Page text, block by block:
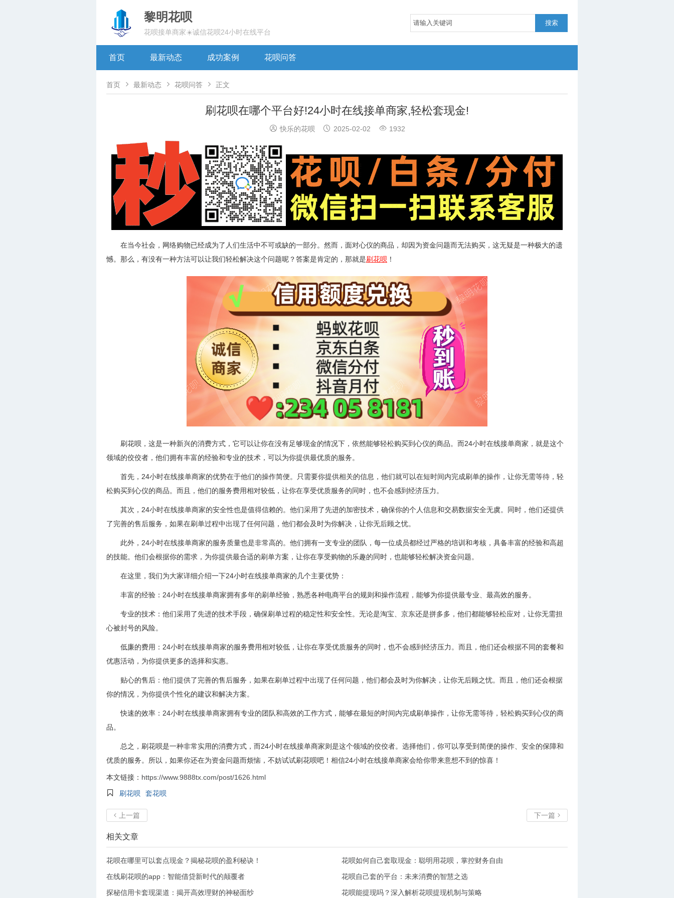
搜索
黎明花呗
花呗接单商家☀️诚信花呗24小时在线平台
首页 最新动态 成功案例 花呗问答
首页  最新动态  花呗问答  正文
刷花呗在哪个平台好!24小时在线接单商家,轻松套现金!
 快乐的花呗  2025-02-02  1932
在当今社会，网络购物已经成为了人们生活中不可或缺的一部分。然而，面对心仪的商品，却因为资金问题而无法购买，这无疑是一种极大的遗
憾。那么，有没有一种方法可以让我们轻松解决这个问题呢？答案是肯定的，那就是刷花呗 ！
刷花呗，这是一种新兴的消费方式，它可以让你在没有足够现金的情况下，依然能够轻松购买到心仪的商品。而24小时在线接单商家，就是这个
领域的佼佼者，他们拥有丰富的经验和专业的技术，可以为你提供最优质的服务。
首先，24小时在线接单商家的优势在于他们的操作简便。只需要你提供相关的信息，他们就可以在短时间内完成刷单的操作，让你无需等待，轻
松购买到心仪的商品。而且，他们的服务费用相对较低，让你在享受优质服务的同时，也不会感到经济压力。
其次，24小时在线接单商家的安全性也是值得信赖的。他们采用了先进的加密技术，确保你的个人信息和交易数据安全无虞。同时，他们还提供
了完善的售后服务，如果在刷单过程中出现了任何问题，他们都会及时为你解决，让你无后顾之忧。
此外，24小时在线接单商家的服务质量也是非常高的。他们拥有一支专业的团队，每一位成员都经过严格的培训和考核，具备丰富的经验和高超
的技能。他们会根据你的需求，为你提供最合适的刷单方案，让你在享受购物的乐趣的同时，也能够轻松解决资金问题。
在这里，我们为大家详细介绍一下24小时在线接单商家的几个主要优势：
丰富的经验：24小时在线接单商家拥有多年的刷单经验，熟悉各种电商平台的规则和操作流程，能够为你提供最专业、最高效的服务。
专业的技术：他们采用了先进的技术手段，确保刷单过程的稳定性和安全性。无论是淘宝、京东还是拼多多，他们都能够轻松应对，让你无需担
心被封号的风险。
低廉的费用：24小时在线接单商家的服务费用相对较低，让你在享受优质服务的同时，也不会感到经济压力。而且，他们还会根据不同的套餐和
优惠活动，为你提供更多的选择和实惠。
贴心的售后：他们提供了完善的售后服务，如果在刷单过程中出现了任何问题，他们都会及时为你解决，让你无后顾之忧。而且，他们还会根据
你的情况，为你提供个性化的建议和解决方案。
快速的效率：24小时在线接单商家拥有专业的团队和高效的工作方式，能够在最短的时间内完成刷单操作，让你无需等待，轻松购买到心仪的商
品。
总之，刷花呗是一种非常实用的消费方式，而24小时在线接单商家则是这个领域的佼佼者。选择他们，你可以享受到简便的操作、安全的保障和
优质的服务。所以，如果你还在为资金问题而烦恼，不妨试试刷花呗吧！相信24小时在线接单商家会给你带来意想不到的惊喜！
本文链接： https://www.9888tx.com/post/1626.html

刷花呗 套花呗
 上一篇 下一篇 
相关文章
花呗在哪里可以套点现金？揭秘花呗的盈利秘诀！
花呗如何自己套取现金：聪明用花呗，掌控财务自由
在线刷花呗的app：智能借贷新时代的颠覆者
花呗自己套的平台：未来消费的智慧之选
探秘信用卡套现渠道：揭开高效理财的神秘面纱
花呗能提现吗？深入解析花呗提现机制与策略